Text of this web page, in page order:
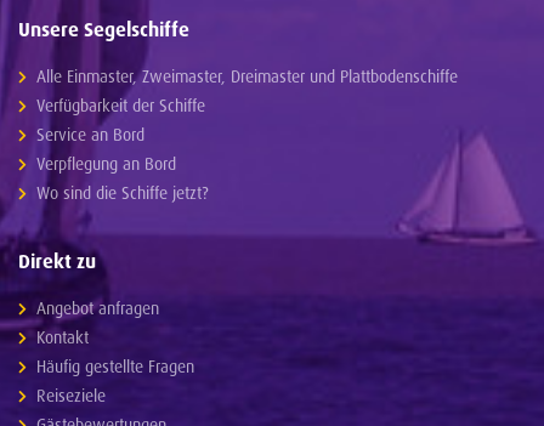
Unsere Segelschiffe
Alle Einmaster, Zweimaster, Dreimaster und Plattbodenschiffe
Verfügbarkeit der Schiffe
Service an Bord
Verpflegung an Bord
Wo sind die Schiffe jetzt?
Direkt zu
Angebot anfragen
Kontakt
Häufig gestellte Fragen
Reiseziele